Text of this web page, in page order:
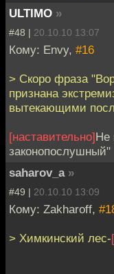
ULTIMO »
#48 | 20.10.10 13:07
Кому: Envy, #16
> Скоро фраза
признана
вытекающими
[наставительно]Не
законопослушный"
saharov_a »
#49 | 20.10.10 13:09
Кому: Zakharoff,
> Химкинский лес-